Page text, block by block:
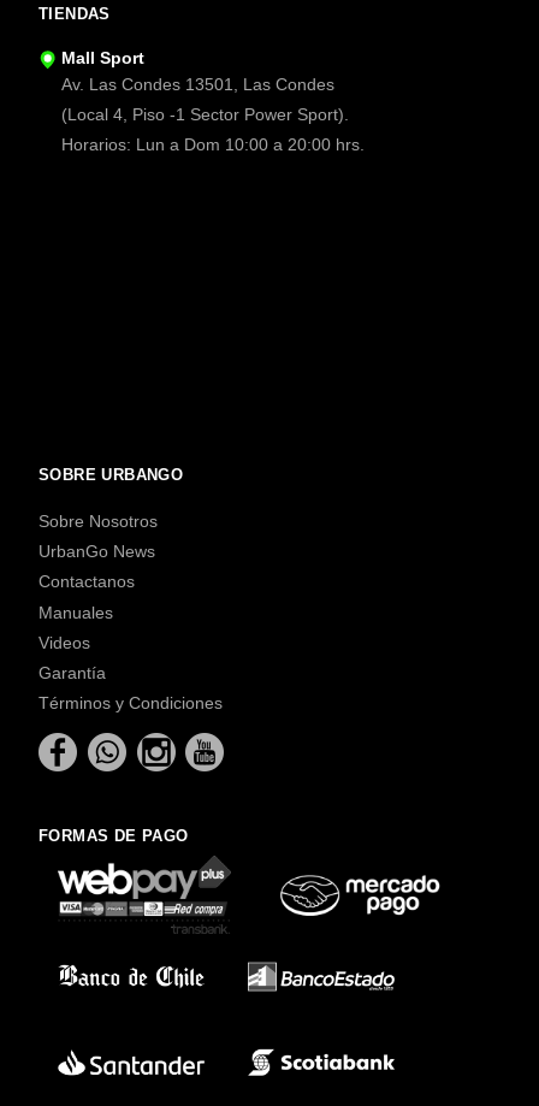
TIENDAS
Mall Sport
Av. Las Condes 13501, Las Condes
(Local 4, Piso -1 Sector Power Sport).
Horarios: Lun a Dom 10:00 a 20:00 hrs.
SOBRE URBANGO
Sobre Nosotros
UrbanGo News
Contactanos
Manuales
Videos
Garantía
Términos y Condiciones
FORMAS DE PAGO